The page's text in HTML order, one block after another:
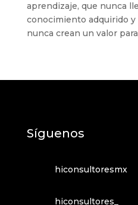
aprendizaje, que nunca
conocimiento adquirido
nunca crean un valor
Síguenos
hiconsultoresmx
hiconsultores_